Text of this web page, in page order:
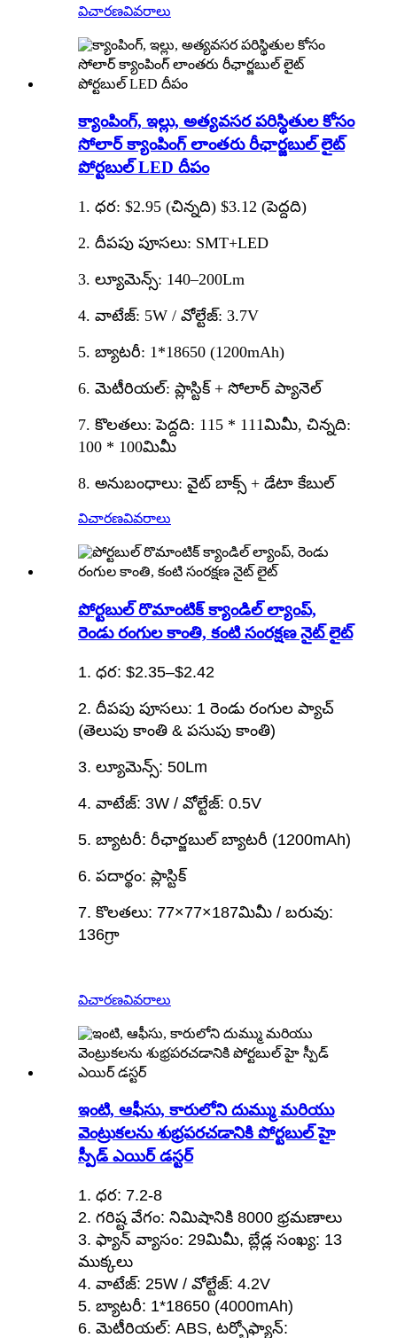
విచారణవివరాలు
క్యాంపింగ్, ఇల్లు, అత్యవసర పరిస్థితుల కోసం
సోలార్ క్యాంపింగ్ లాంతరు రీఛార్జబుల్ లైట్
పోర్టబుల్ LED దీపం
1. ధర: $2.95 (చిన్నది) $3.12 (పెద్దది)
2. దీపపు పూసలు: SMT+LED
3. ల్యూమెన్స్: 140–200Lm
4. వాటేజ్: 5W / వోల్టేజ్: 3.7V
5. బ్యాటరీ: 1*18650 (1200mAh)
6. మెటీరియల్: ప్లాస్టిక్ + సోలార్ ప్యానెల్
7. కొలతలు: పెద్దది: 115 * 111మిమీ, చిన్నది:
100 * 100మిమీ
8. అనుబంధాలు: వైట్ బాక్స్ + డేటా కేబుల్
విచారణవివరాలు
పోర్టబుల్ రొమాంటిక్ క్యాండిల్ ల్యాంప్,
రెండు రంగుల కాంతి, కంటి సంరక్షణ నైట్ లైట్
1. ధర: $2.35–$2.42
2. దీపపు పూసలు: 1 రెండు రంగుల ప్యాచ్
(తెలుపు కాంతి & పసుపు కాంతి)
3. ల్యూమెన్స్: 50Lm
4. వాటేజ్: 3W / వోల్టేజ్: 0.5V
5. బ్యాటరీ: రీఛార్జబుల్ బ్యాటరీ (1200mAh)
6. పదార్థం: ప్లాస్టిక్
7. కొలతలు: 77×77×187మిమీ / బరువు:
136గ్రా
విచారణవివరాలు
ఇంటి, ఆఫీసు, కారులోని దుమ్ము మరియు
వెంట్రుకలను శుభ్రపరచడానికి పోర్టబుల్ హై
స్పీడ్ ఎయిర్ డస్టర్
1. ధర: 7.2-8
2. గరిష్ట వేగం: నిమిషానికి 8000 భ్రమణాలు
3. ఫ్యాన్ వ్యాసం: 29మిమీ, బ్లేడ్ల సంఖ్య: 13
ముక్కలు
4. వాటేజ్: 25W / వోల్టేజ్: 4.2V
5. బ్యాటరీ: 1*18650 (4000mAh)
6. మెటీరియల్: ABS, టర్బోఫ్యాన్: